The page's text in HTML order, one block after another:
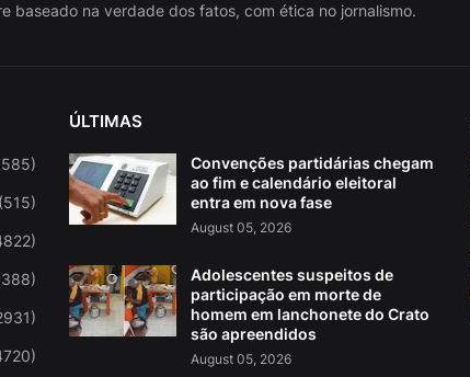
baseado na verdade dos fatos, com ética no jornalismo.
(515)
ÚLTIMAS
Convenções partidárias chegam
ao fim e calendário eleitoral
entra em nova fase
August 05, 2026
Adolescentes suspeitos de
participação em morte de
homem em lanchonete do Crato
são apreendidos
August 05, 2026